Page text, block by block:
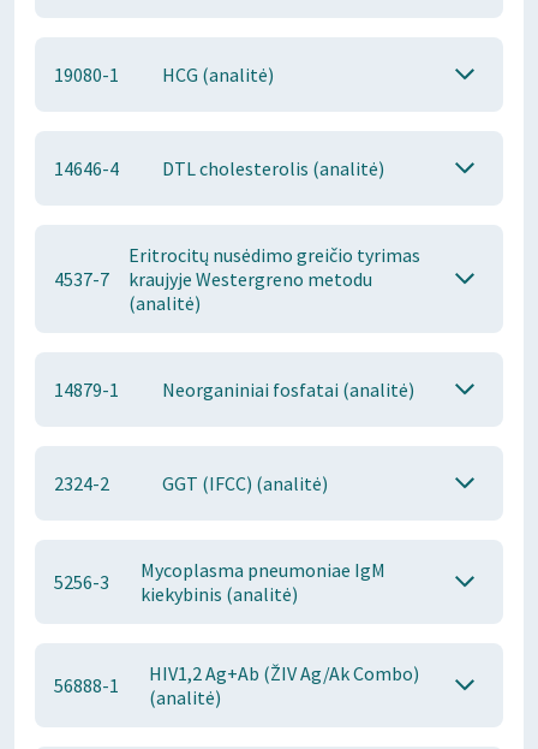
19080-1 HCG (analitė)
14646-4 DTL cholesterolis (analitė)
4537-7
Eritrocitų nusėdimo greičio tyrimas
kraujyje Westergreno metodu
(analitė)
14879-1 Neorganiniai fosfatai (analitė)
2324-2 GGT (IFCC) (analitė)
5256-3
Mycoplasma pneumoniae IgM
kiekybinis (analitė)
56888-1
HIV1,2 Ag+Ab (ŽIV Ag/Ak Combo)
(analitė)